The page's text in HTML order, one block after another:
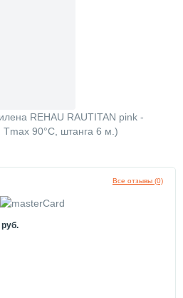
Все отзывы (0)
руб.